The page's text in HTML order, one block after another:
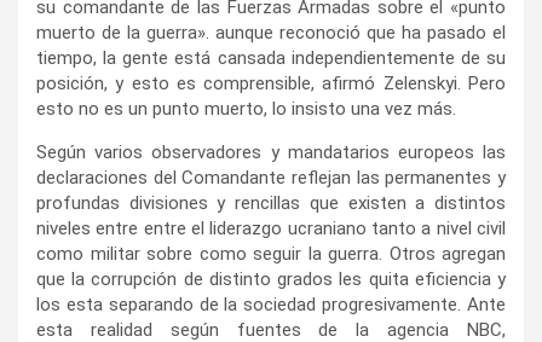
su comandante de las Fuerzas Armadas sobre el «punto
muerto de la guerra». aunque reconoció que ha pasado el
tiempo, la gente está cansada independientemente de su
posición, y esto es comprensible, afirmó Zelenskyi. Pero
esto no es un punto muerto, lo insisto una vez más.
Según varios observadores y mandatarios europeos las
declaraciones del Comandante reflejan las permanentes y
profundas divisiones y rencillas que existen a distintos
niveles entre entre el liderazgo ucraniano tanto a nivel civil
como militar sobre como seguir la guerra. Otros agregan
que la corrupción de distinto grados les quita eficiencia y
los esta separando de la sociedad progresivamente. Ante
esta realidad según fuentes de la agencia NBC,